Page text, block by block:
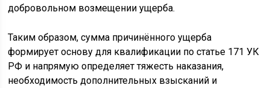
добровольном возмещении ущерба.
Таким образом, сумма причинённого ущерба
формирует основу для квалификации по статье 171 УК
РФ и напрямую определяет тяжесть наказания,
необходимость дополнительных взысканий и